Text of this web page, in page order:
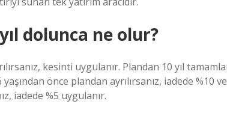
yıl dolunca ne olur?
kesinti uygulanır. Plandan 10 yıl
yaşından önce plandan ayrılırsanız, iadede
iadede %5 uygulanır.